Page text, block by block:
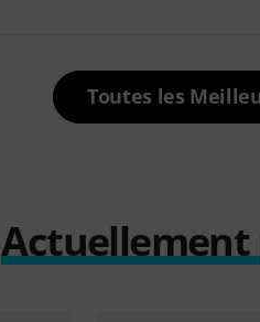
Toutes les
Actuellement